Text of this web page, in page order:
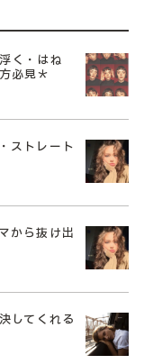
く・はね
必見＊
ストレート
から抜け出
してくれる